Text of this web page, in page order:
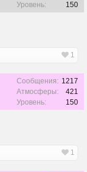
Уровень:
150
1
Сообщения: 1217
Атмосферы:
421
Уровень:
150
1